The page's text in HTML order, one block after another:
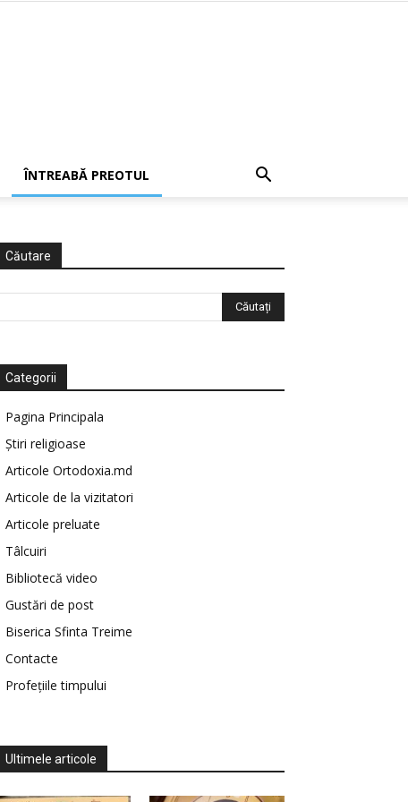
ÎNTREABĂ PREOTUL
Căutare
Categorii
Pagina Principala
Știri religioase
Articole Ortodoxia.md
Articole de la vizitatori
Articole preluate
Tâlcuiri
Bibliotecă video
Gustări de post
Biserica Sfinta Treime
Contacte
Profețiile timpului
Ultimele articole